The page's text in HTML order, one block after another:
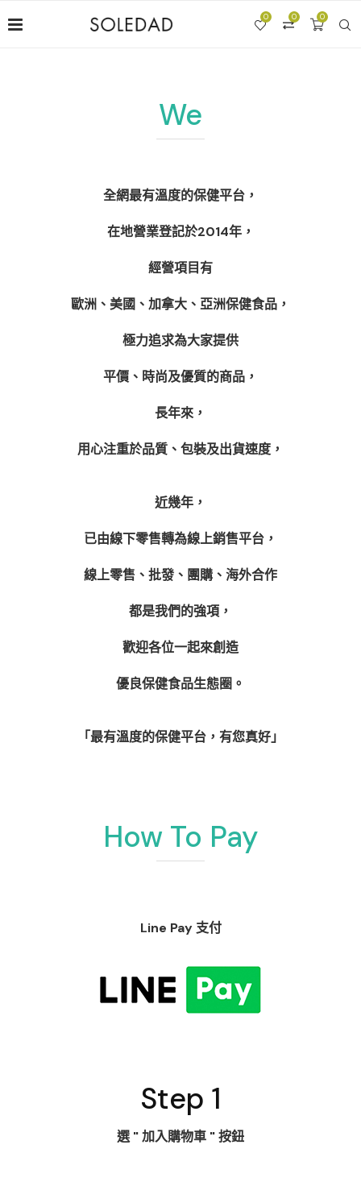
0
0
0
We
全網最有溫度的保健平台，
在地營業登記於2014年，
經營項目有
歐洲、美國、加拿大、亞洲保健食品，
極力追求為大家提供
平價、時尚及優質的商品，
長年來，
用心注重於品質、包裝及出貨速度，
近幾年，
已由線下零售轉為線上銷售平台，
線上零售、批發、團購、海外合作
都是我們的強項，
歡迎各位一起來創造
優良保健食品生態圈。
「最有溫度的保健平台，有您真好」
How To Pay
Line Pay 支付
Step 1
選 " 加入購物車 "按鈕